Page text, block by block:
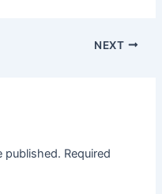
NEXT
published. Required